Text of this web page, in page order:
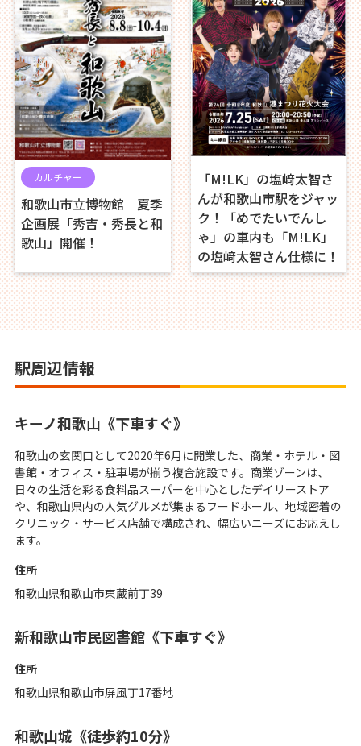
カルチャー
和歌山市立博物館 夏季
企画展「秀吉・秀長と和
歌山」開催！
「M!LK」の塩﨑太智さ
んが和歌山市駅をジャッ
ク！「めでたいでんし
ゃ」の車内も「M!LK」
の塩﨑太智さん仕様に！
駅周辺情報
キーノ和歌山《下車すぐ》
和歌山の玄関口として2020年6月に開業した、商業・ホテル・図
書館・オフィス・駐車場が揃う複合施設です。商業ゾーンは、
日々の生活を彩る食料品スーパーを中心としたデイリーストア
や、和歌山県内の人気グルメが集まるフードホール、地域密着の
クリニック・サービス店舗で構成され、幅広いニーズにお応えし
ます。
住所
和歌山県和歌山市東蔵前丁39
新和歌山市民図書館《下車すぐ》
住所
和歌山県和歌山市屏風丁17番地
和歌山城《徒歩約10分》